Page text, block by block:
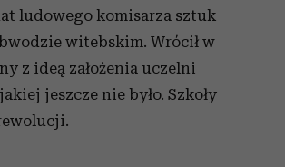
ludowego komisarza sztuk
witebskim. Wrócił w
z ideą założenia uczelni
jeszcze nie było. Szkoły